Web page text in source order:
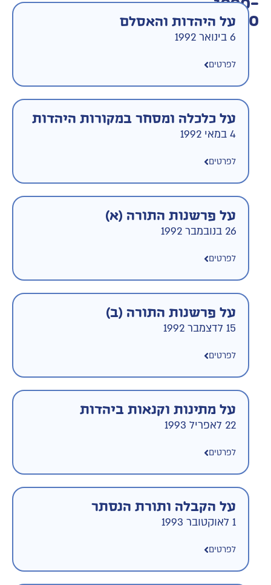
1990-
2000על היהדות והאסלם
6 בינואר 1992
לפרטים
על כלכלה ומסחר במקורות היהדות
4 במאי 1992
לפרטים
על פרשנות התורה (א)
26 בנובמבר 1992
לפרטים
על פרשנות התורה (ב)
15 לדצמבר 1992
לפרטים
על מתינות וקנאות ביהדות
22 לאפריל 1993
לפרטים
על הקבלה ותורת הנסתר
1 לאוקטובר 1993
לפרטים